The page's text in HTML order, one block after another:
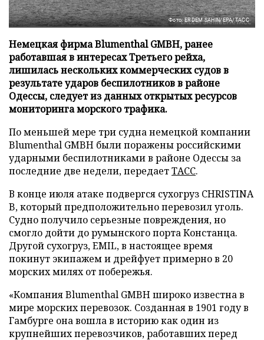
Фото: ERDEM SAHIN/EPA/ТАСС
Немецкая фирма Blumenthal GMBH, ранее
работавшая в интересах Третьего рейха,
лишилась нескольких коммерческих судов в
результате ударов беспилотников в районе
Одессы, следует из данных открытых ресурсов
мониторинга морского трафика.
По меньшей мере три судна немецкой компании
Blumenthal GMBH были поражены российскими
ударными беспилотниками в районе Одессы за
последние две недели, передаетТАСС.
В конце июля атаке подвергся сухогруз CHRISTINA
B, который предположительно перевозил уголь.
Судно получило серьезные повреждения, но
смогло дойти до румынского порта Констанца.
Другой сухогруз, EMIL, в настоящее время
покинут экипажем и дрейфует примерно в 20
морских милях от побережья.
«Компания Blumenthal GMBH широко известна в
мире морских перевозок. Созданная в 1901 году в
Гамбурге она вошла в историю как один из
крупнейших перевозчиков, работавших перед